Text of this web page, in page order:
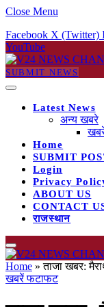
Close Menu
Facebook X (Twitter)
YouTube
SUBMIT NEWS
Latest News
अन्य खबरे
Home
SUBMIT
Login
Privacy
ABOUT US
CONTACT
राजस्थान
Home »ताजा खबर:
खबरें फटाफट